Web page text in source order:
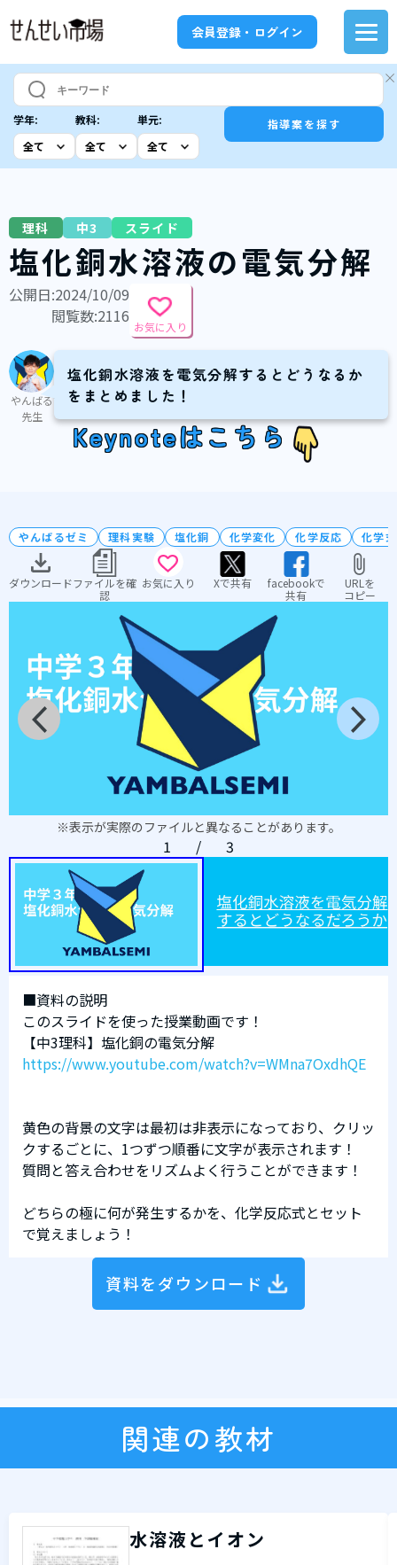
会員登録・ログイン
学年: 教科: 単元: 指導案を探す
理科 中3 スライド
塩化銅水溶液の電気分解
公開日:2024/10/09
閲覧数:2116
お気に入り
やんばる
先生
塩化銅水溶液を電気分解するとどうなるか
をまとめました！
Keynoteはこちら
やんばるゼミ 理科実験 塩化銅 化学変化 化学反応 化学式
ダウンロードファイルを確
認
お気に入り Xで共有
facebookで
共有
URLを
コピー
※表示が実際のファイルと異なることがあります。
1 / 3
■資料の説明
このスライドを使った授業動画です！
【中3理科】塩化銅の電気分解
https://www.youtube.com/watch?v=WMna7OxdhQE
黄色の背景の文字は最初は非表示になっており、クリッ
クするごとに、1つずつ順番に文字が表示されます！
質問と答え合わせをリズムよく行うことができます！
どちらの極に何が発生するかを、化学反応式とセット
で覚えましょう！
資料をダウンロード
関連の教材
水溶液とイオン